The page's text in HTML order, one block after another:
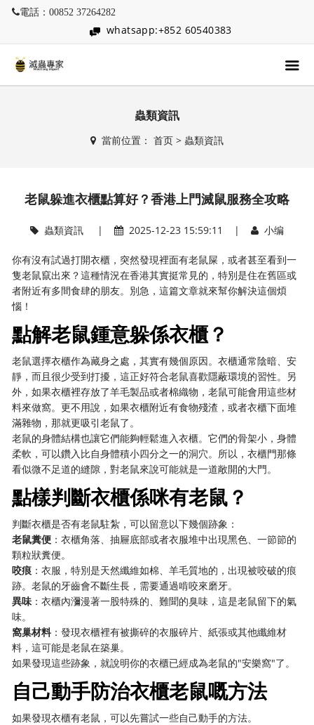
電話：00852 37264282
whatsapp:+852 60540383
蟲類資訊
當前位置： 首页> 蟲類資訊
老鼠躲進衣櫃點算好？香港上門滅鼠服務全攻略
蟲類資訊| 2025-12-23 15:59:11 | 小编
你有沒有試過打開衣櫃，突然發現裡面有老鼠屎，或者甚至看到一
隻老鼠竄出來？這種情況在香港其實挺常見的，特別是住在舊區或
者附近有多間食肆的朋友。別急，這篇文章就來幫你解決這個煩
惱！
點解老鼠鍾意躲係衣櫃？
老鼠選擇衣櫃作為藏身之處，其實有幾個原因。衣櫃通常陰暗、安
靜，而且很少受到打擾，這正好符合老鼠喜歡隱蔽環境的習性。另
外，如果衣櫃裡存放了羊毛製品或者棉織物，老鼠可能會用這些材
料來做窩。更不用說，如果衣櫃附近有食物殘渣，或者衣櫃下面堆
滿雜物，那就更吸引老鼠了。
老鼠的身體結構也讓它們能夠輕鬆進入衣櫃。它們的骨架小，身體
柔軟，可以鑽入比自身體積小四分之一的洞穴。所以，衣櫃門那條
看似微不足道的縫隙，對老鼠來說可能就是一道敞開的大門。
點樣判斷衣櫃係咪有老鼠？
判斷衣櫃是否有老鼠駐紮，可以留意以下幾個跡象：
老鼠糞便 ：衣櫃角落、抽屜底部或者衣服堆中出現黑色、一節節的
顆粒狀糞便。
咬痕 ：衣服，特別是天然纖維如棉、羊毛質地的，出現被咬破的痕
跡。老鼠的牙齒會不斷生長，需要通過啃咬來磨牙。
異味：衣櫃內瀰漫著一股特殊的、難聞的臭味，這是老鼠留下的氣
味。
窩巢材料：發現衣櫃裡有被撕碎的衣服碎片、紙張或其他纖維材
料，這可能是老鼠在築巢。
如果發現這些跡象，就說明你的衣櫃已經成為老鼠的"安樂窩"了。
自己動手防治衣櫃老鼠嘅方法
如果發現衣櫃有老鼠，可以先嘗試一些自己動手的方法。